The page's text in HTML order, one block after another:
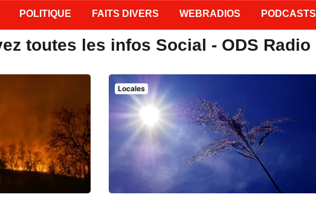
POLITIQUE FAITS DIVERS WEBRADIOS PODCASTS
toutes les infos Social - ODS Radio
Locales